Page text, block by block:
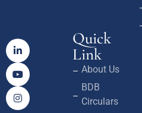
Quick
Link
About Us
BDB
Circulars